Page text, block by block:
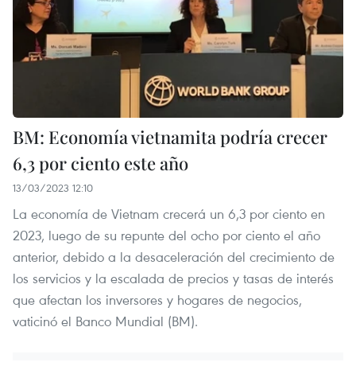
BM: Economía vietnamita podría crecer
6,3 por ciento este año
13/03/2023 12:10
La economía de Vietnam crecerá un 6,3 por ciento en
2023, luego de su repunte del ocho por ciento el año
anterior, debido a la desaceleración del crecimiento de
los servicios y la escalada de precios y tasas de interés
que afectan los inversores y hogares de negocios,
vaticinó el Banco Mundial (BM).